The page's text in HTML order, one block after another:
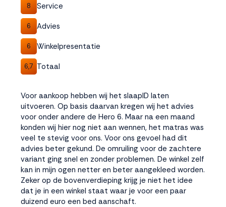
8 Service
6 Advies
6 Winkelpresentatie
6,7 Totaal
Voor aankoop hebben wij het slaapID laten
uitvoeren. Op basis daarvan kregen wij het advies
voor onder andere de Hero 6. Maar na een maand
konden wij hier nog niet aan wennen, het matras was
veel te stevig voor ons. Voor ons gevoel had dit
advies beter gekund. De omruiling voor de zachtere
variant ging snel en zonder problemen. De winkel zelf
kan in mijn ogen netter en beter aangekleed worden.
Zeker op de bovenverdieping krijg je niet het idee
dat je in een winkel staat waar je voor een paar
duizend euro een bed aanschaft.